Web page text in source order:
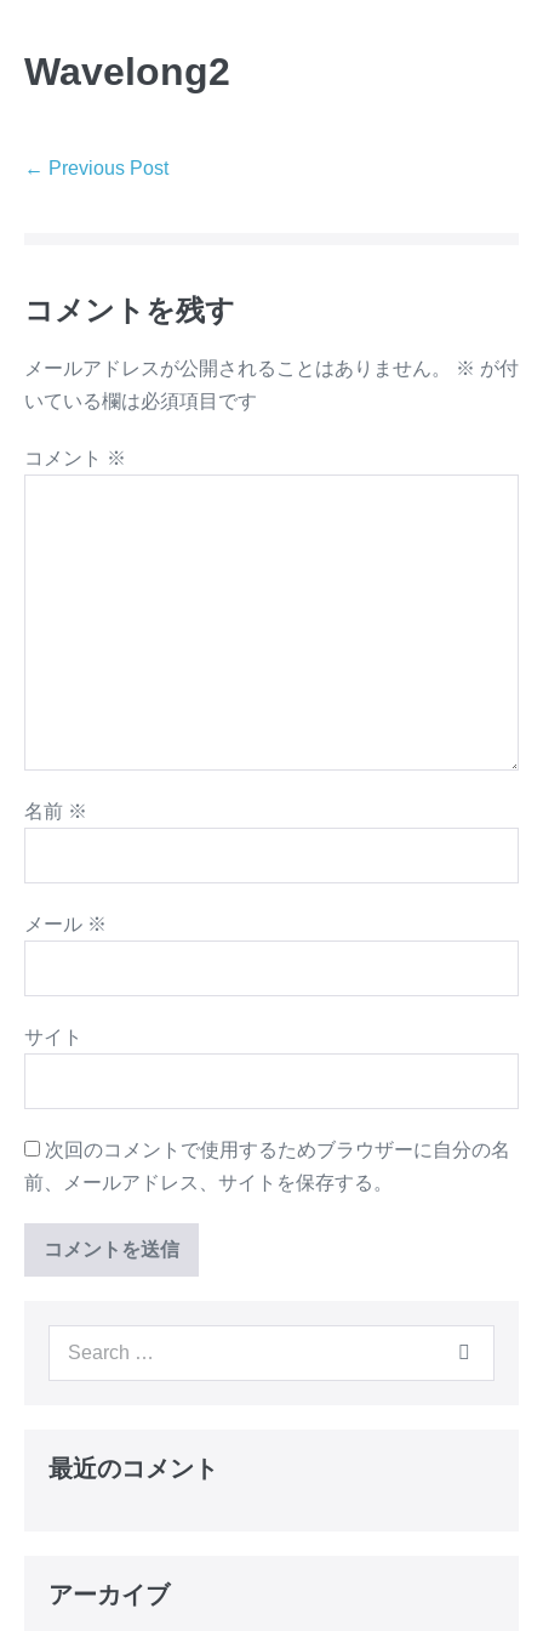
content
Wavelong2
Post
← Previous Post
コメントを残す
メールアドレスが公開されることはありません。 ※ が付
いている欄は必須項目です
コメント ※
名前 ※
メール ※
サイト
次回のコメントで使用するためブラウザーに自分の名
前、メールアドレス、サイトを保存する。
Search
最近のコメント
アーカイブ